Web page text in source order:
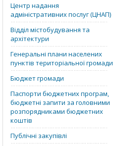
Центр надання
адміністративних послуг (ЦНАП)
Відділ містобудування та
архітектури
Генеральні плани населених
пунктів територіальної громади
Бюджет громади
Паспорти бюджетних програм,
бюджетні запити за головними
розпорядниками бюджетних
коштів
Публічні закупівлі